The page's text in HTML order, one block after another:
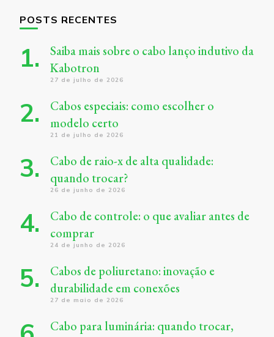
POSTS RECENTES
Saiba mais sobre o cabo lanço indutivo da
Kabotron
27 de julho de 2026
Cabos especiais: como escolher o
modelo certo
21 de julho de 2026
Cabo de raio-x de alta qualidade:
quando trocar?
26 de junho de 2026
Cabo de controle: o que avaliar antes de
comprar
24 de junho de 2026
Cabos de poliuretano: inovação e
durabilidade em conexões
27 de maio de 2026
Cabo para luminária: quando trocar,